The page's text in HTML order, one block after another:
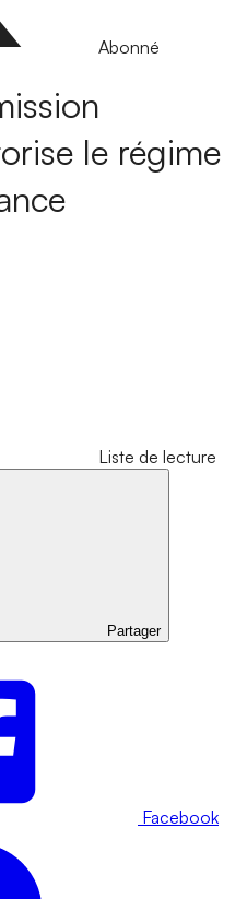
Abonné
le régime
Liste de lecture
Partager
Facebook